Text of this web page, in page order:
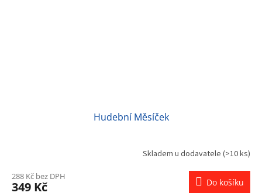
Hudební Měsíček
Skladem u dodavatele (>10 ks)
288 Kč bez DPH
349 Kč Do košíku